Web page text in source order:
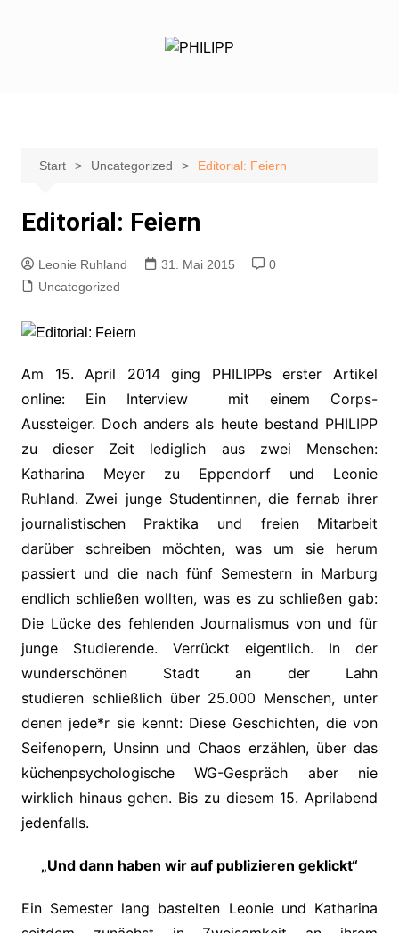
Start Uncategorized Editorial: Feiern
Editorial: Feiern
Leonie Ruhland 31. Mai 2015
0
Uncategorized
Am 15. April 2014 ging PHILIPPs erster Artikel
online: Ein Interview mit einem Corps-
Aussteiger. Doch anders als heute bestand PHILIPP
zu dieser Zeit lediglich aus zwei Menschen:
Katharina Meyer zu Eppendorf und Leonie
Ruhland. Zwei junge Studentinnen, die fernab ihrer
journalistischen Praktika und freien Mitarbeit
darüber schreiben möchten, was um sie herum
passiert und die nach fünf Semestern in Marburg
endlich schließen wollten, was es zu schließen gab:
Die Lücke des fehlenden Journalismus von und für
junge Studierende. Verrückt eigentlich. In der
wunderschönen Stadt an der Lahn
studieren schließlich über 25.000 Menschen, unter
denen jede*r sie kennt: Diese Geschichten, die von
Seifenopern, Unsinn und Chaos erzählen, über das
küchenpsychologische WG-Gespräch aber nie
wirklich hinaus gehen. Bis zu diesem 15. Aprilabend
jedenfalls.
„Und dann haben wir auf publizieren geklickt“
Ein Semester lang bastelten Leonie und Katharina